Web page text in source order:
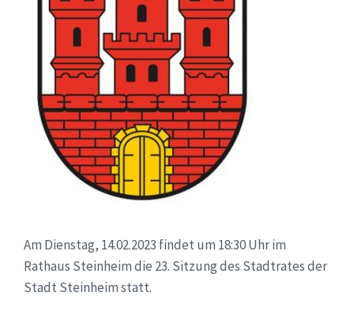
Am Dienstag, 14.02.2023 findet um 18:30 Uhr im
Rathaus Steinheim die 23. Sitzung des Stadtrates der
Stadt Steinheim statt.